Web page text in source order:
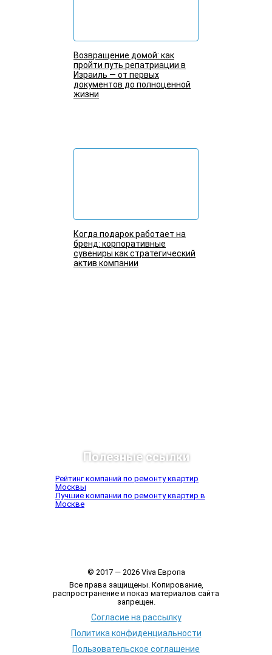
Возвращение домой: как
пройти путь репатриации в
Израиль — от первых
документов до полноценной
жизни
Когда подарок работает на
бренд: корпоративные
сувениры как стратегический
актив компании
Полезные ссылки
Рейтинг компаний по ремонту квартир
Москвы
Лучшие компании по ремонту квартир в
Москве
© 2017 — 2026 Viva Европа
Все права защищены. Копирование,
распространение и показ материалов сайта
запрещен.
Согласие на рассылку
Политика конфиденциальности
Пользовательское соглашение